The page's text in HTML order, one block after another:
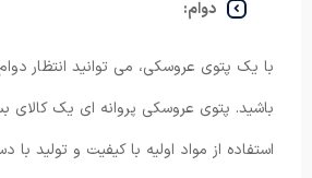
دوام:
با یک پتوی عروسکی، می توانید انتظار دوام
باشید. پتوی عروسکی پروانه ای یک کالای
استفاده از مواد اولیه با کیفیت و تولید با